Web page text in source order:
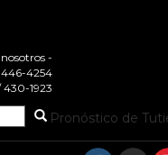
-
446-4254
1923
Pronóstico de